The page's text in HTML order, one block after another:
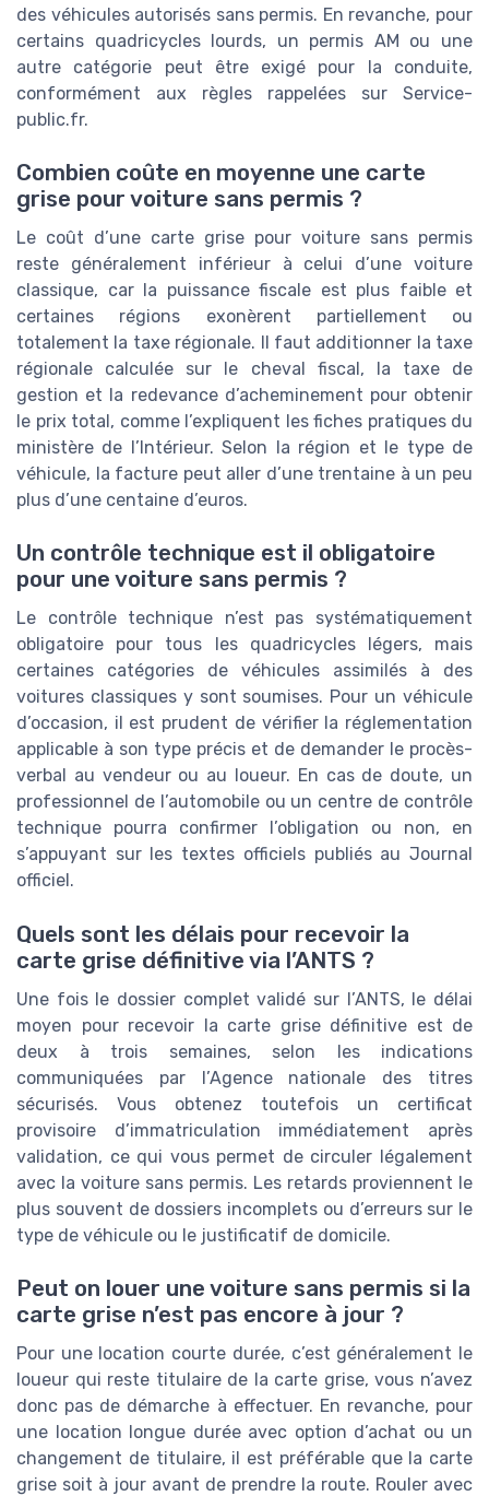
des véhicules autorisés sans permis. En revanche, pour
certains quadricycles lourds, un permis AM ou une
autre catégorie peut être exigé pour la conduite,
conformément aux règles rappelées sur Service-
public.fr.
Combien coûte en moyenne une carte
grise pour voiture sans permis ?
Le coût d’une carte grise pour voiture sans permis
reste généralement inférieur à celui d’une voiture
classique, car la puissance fiscale est plus faible et
certaines régions exonèrent partiellement ou
totalement la taxe régionale. Il faut additionner la taxe
régionale calculée sur le cheval fiscal, la taxe de
gestion et la redevance d’acheminement pour obtenir
le prix total, comme l’expliquent les fiches pratiques du
ministère de l’Intérieur. Selon la région et le type de
véhicule, la facture peut aller d’une trentaine à un peu
plus d’une centaine d’euros.
Un contrôle technique est il obligatoire
pour une voiture sans permis ?
Le contrôle technique n’est pas systématiquement
obligatoire pour tous les quadricycles légers, mais
certaines catégories de véhicules assimilés à des
voitures classiques y sont soumises. Pour un véhicule
d’occasion, il est prudent de vérifier la réglementation
applicable à son type précis et de demander le procès-
verbal au vendeur ou au loueur. En cas de doute, un
professionnel de l’automobile ou un centre de contrôle
technique pourra confirmer l’obligation ou non, en
s’appuyant sur les textes officiels publiés au Journal
officiel.
Quels sont les délais pour recevoir la
carte grise définitive via l’ANTS ?
Une fois le dossier complet validé sur l’ANTS, le délai
moyen pour recevoir la carte grise définitive est de
deux à trois semaines, selon les indications
communiquées par l’Agence nationale des titres
sécurisés. Vous obtenez toutefois un certificat
provisoire d’immatriculation immédiatement après
validation, ce qui vous permet de circuler légalement
avec la voiture sans permis. Les retards proviennent le
plus souvent de dossiers incomplets ou d’erreurs sur le
type de véhicule ou le justificatif de domicile.
Peut on louer une voiture sans permis si la
carte grise n’est pas encore à jour ?
Pour une location courte durée, c’est généralement le
loueur qui reste titulaire de la carte grise, vous n’avez
donc pas de démarche à effectuer. En revanche, pour
une location longue durée avec option d’achat ou un
changement de titulaire, il est préférable que la carte
grise soit à jour avant de prendre la route. Rouler avec